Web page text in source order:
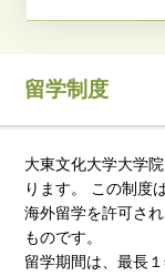
留学制度
大東文化大学大学
ります。 この制度
海外留学を許可さ
ものです。
留学期間は、最長